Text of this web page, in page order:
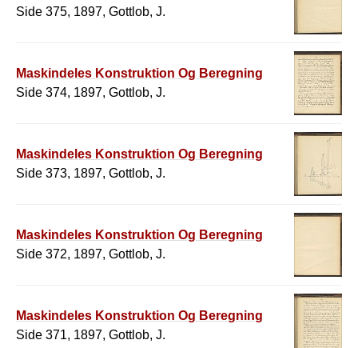
Side 375, 1897, Gottlob, J.
Maskindeles Konstruktion Og Beregning
Side 374, 1897, Gottlob, J.
Maskindeles Konstruktion Og Beregning
Side 373, 1897, Gottlob, J.
Maskindeles Konstruktion Og Beregning
Side 372, 1897, Gottlob, J.
Maskindeles Konstruktion Og Beregning
Side 371, 1897, Gottlob, J.